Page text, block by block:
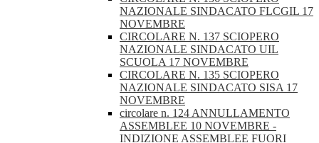
NAZIONALE SINDACATO FLCGIL 17
NOVEMBRE
CIRCOLARE N. 137 SCIOPERO
NAZIONALE SINDACATO UIL
SCUOLA 17 NOVEMBRE
CIRCOLARE N. 135 SCIOPERO
NAZIONALE SINDACATO SISA 17
NOVEMBRE
circolare n. 124 ANNULLAMENTO
ASSEMBLEE 10 NOVEMBRE -
INDIZIONE ASSEMBLEE FUORI